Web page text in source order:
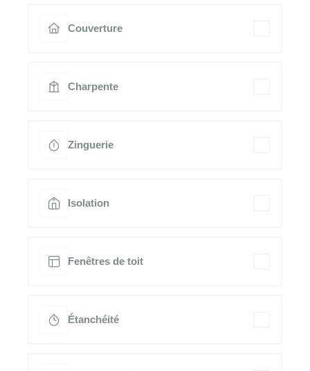
Couverture
Charpente
Zinguerie
Isolation
Fenêtres de toit
Étanchéité